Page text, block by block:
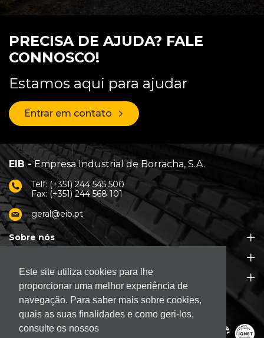
Este site utiliza cookies para lhe
proporcionar uma melhor experiência de
navegação. Para saber mais sobre cookies,
quais as suas finalidades e como geri-los,
consulte os nossos
PRECISA DE AJUDA? FALE
CONNOSCO!
Estamos aqui para ajudar
Entrar em contato
EIB -Empresa Industrial de Borracha, S.A.
Telf: (+351) 244 545 500
Fax: (+351) 244 568 101
geral@eib.pt
Sobre nós
Apoio ao Cliente